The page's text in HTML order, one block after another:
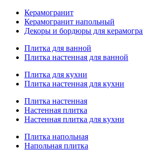
Керамогранит
Керамогранит напольный
Декоры и бордюры для
Плитка для ванной
Плитка настенная для ванной
Плитка для кухни
Плитка настенная для кухни
Плитка настенная
Настенная плитка
Настенная плитка для кухни
Плитка напольная
Напольная плитка